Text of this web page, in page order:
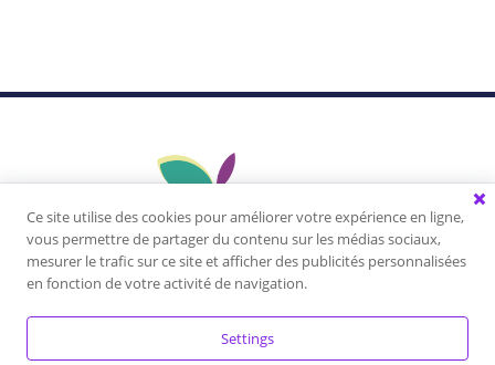
Vivez une expérience unique, apprenez à vous
connaître, libérez votre plein potentiel, développez
vos talents, créez la vie dont vous rêvez!
Ce site utilise des cookies pour améliorer votre expérience en ligne,
vous permettre de partager du contenu sur les médias sociaux,
mesurer le trafic sur ce site et afficher des publicités personnalisées
en fonction de votre activité de navigation.
Settings